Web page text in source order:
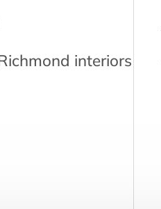
interiors